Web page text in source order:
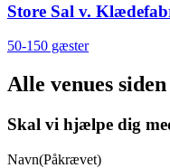
Store Sal v.
50-150 gæster
Alle venues siden
Skal vi hjælpe dig
Navn(Påkrævet)